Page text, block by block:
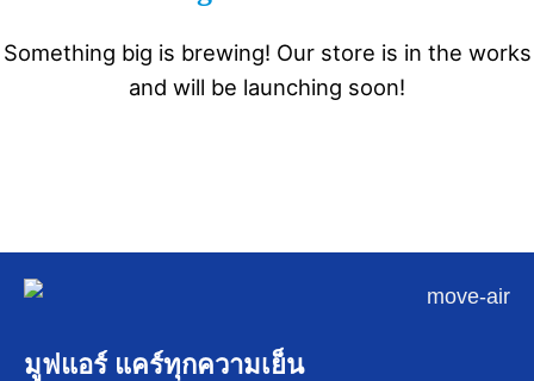
Something big is brewing! Our store is in the works
and will be launching soon!
มูฟแอร์ แคร์ทุกความเย็น